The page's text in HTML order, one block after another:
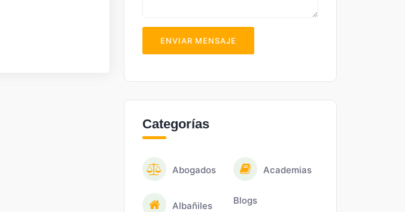
ENVIAR MENSAJE
Categorías
Abogados Academias
Albañiles Blogs